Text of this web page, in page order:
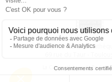
La
La Cinémathèque de